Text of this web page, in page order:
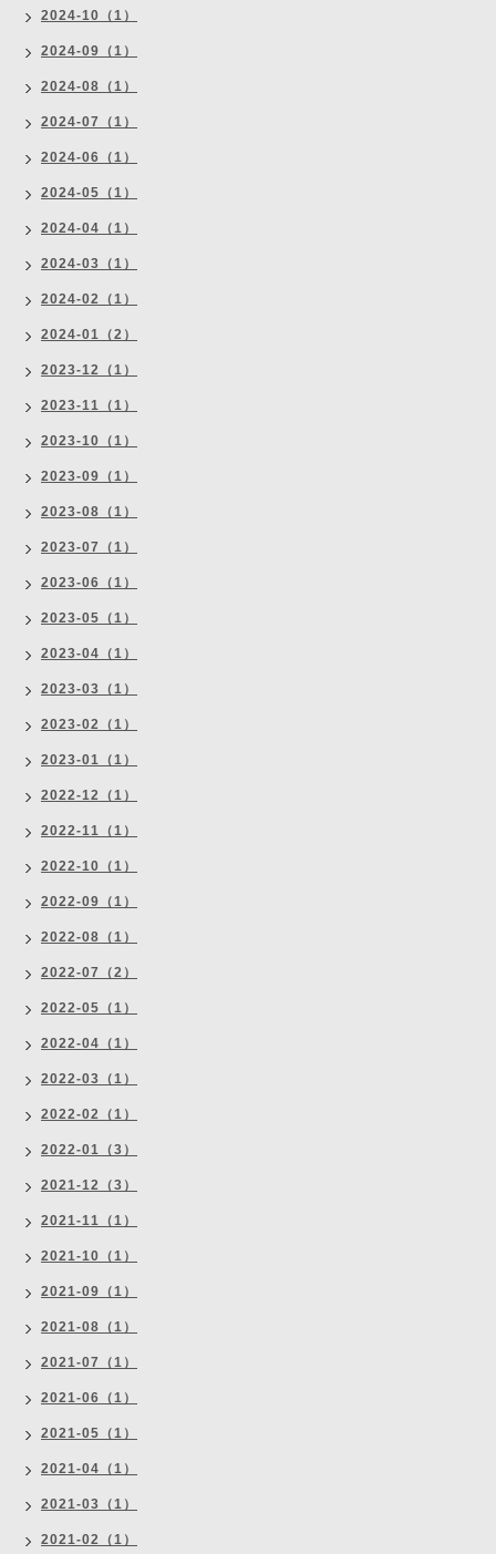
2024-10（1）
2024-09（1）
2024-08（1）
2024-07（1）
2024-06（1）
2024-05（1）
2024-04（1）
2024-03（1）
2024-02（1）
2024-01（2）
2023-12（1）
2023-11（1）
2023-10（1）
2023-09（1）
2023-08（1）
2023-07（1）
2023-06（1）
2023-05（1）
2023-04（1）
2023-03（1）
2023-02（1）
2023-01（1）
2022-12（1）
2022-11（1）
2022-10（1）
2022-09（1）
2022-08（1）
2022-07（2）
2022-05（1）
2022-04（1）
2022-03（1）
2022-02（1）
2022-01（3）
2021-12（3）
2021-11（1）
2021-10（1）
2021-09（1）
2021-08（1）
2021-07（1）
2021-06（1）
2021-05（1）
2021-04（1）
2021-03（1）
2021-02（1）